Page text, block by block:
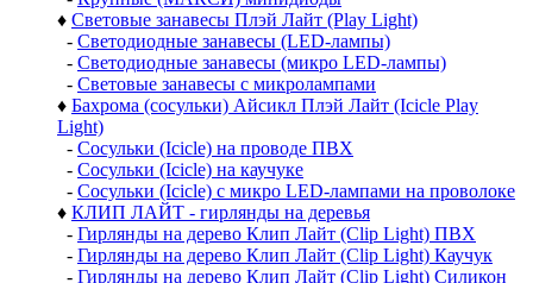
♦ Световые занавесы Плэй Лайт (Play Light)
- Светодиодные занавесы (LED-лампы)
- Светодиодные занавесы (микро LED-лампы)
- Световые занавесы с микролампами
♦ Бахрома (сосульки) Айсикл Плэй Лайт (Icicle Play
Light)
- Сосульки (Icicle) на проводе ПВХ
- Сосульки (Icicle) на каучуке
- Сосульки (Icicle) с микро LED-лампами на проволоке
♦ КЛИП ЛАЙТ - гирлянды на деревья
- Гирлянды на дерево Клип Лайт (Clip Light) ПВХ
- Гирлянды на дерево Клип Лайт (Clip Light) Каучук
- Гирлянды на дерево Клип Лайт (Clip Light) Силикон